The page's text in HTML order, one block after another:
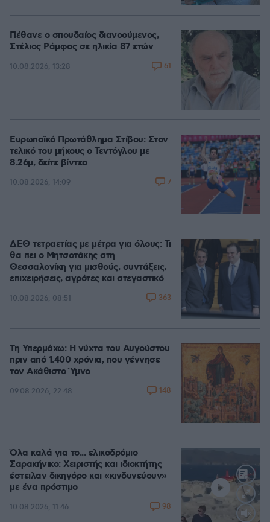
Πέθανε ο σπουδαίος διανοούμενος,
Στέλιος Ράμφος σε ηλικία 87 ετών
10.08.2026, 13:28 61
Ευρωπαϊκό Πρωτάθλημα Στίβου: Στον
τελικό του μήκους ο Τεντόγλου με
8.26μ, δείτε βίντεο
10.08.2026, 14:09 7
ΔΕΘ τετραετίας με μέτρα για όλους: Τι
θα πει ο Μητσοτάκης στη
Θεσσαλονίκη για μισθούς, συντάξεις,
επιχειρήσεις, αγρότες και στεγαστικό
10.08.2026, 08:51 363
Τη Υπερμάχω: Η νύχτα του Αυγούστου
πριν από 1.400 χρόνια, που γέννησε
τον Ακάθιστο Ύμνο
09.08.2026, 22:48 148
Όλα καλά για το... ελικοδρόμιο
Σαρακήνικο: Χειριστής και ιδιοκτήτης
έστειλαν δικηγόρο και «κινδυνεύουν»
με ένα πρόστιμο
10.08.2026, 11:46 98